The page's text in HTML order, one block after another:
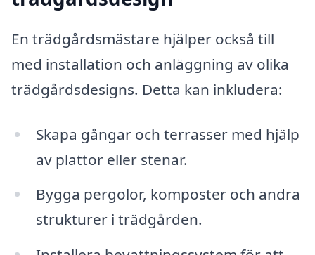
En trädgårdsmästare hjälper också till
med installation och anläggning av olika
trädgårdsdesigns. Detta kan inkludera:
Skapa gångar och terrasser med hjälp
av plattor eller stenar.
Bygga pergolor, komposter och andra
strukturer i trädgården.